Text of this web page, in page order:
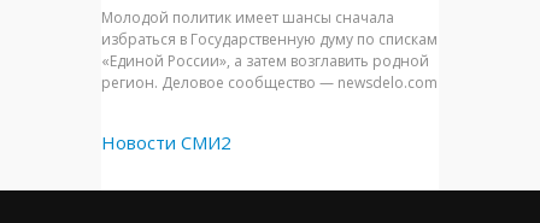
Молодой политик имеет шансы сначала
избраться в Государственную думу по спискам
«Единой России», а затем возглавить родной
регион. Деловое сообщество — newsdelo.com
Новости СМИ2